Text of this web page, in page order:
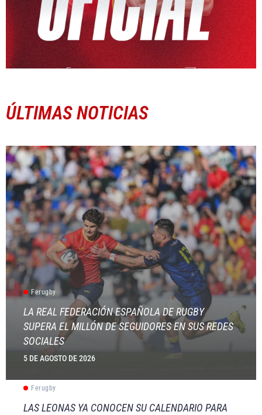
ÚLTIMAS NOTICIAS
Ferugby
LA REAL FEDERACIÓN ESPAÑOLA DE RUGBY
SUPERA EL MILLÓN DE SEGUIDORES EN SUS REDES
SOCIALES
5 DE AGOSTO DE 2026
Ferugby
LAS LEONAS YA CONOCEN SU CALENDARIO PARA